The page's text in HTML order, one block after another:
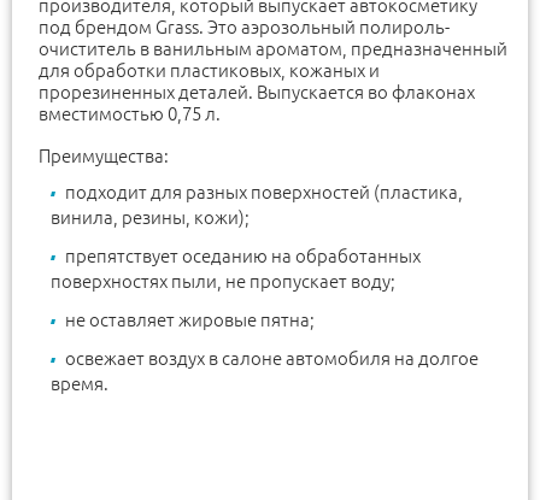
производителя, который выпускает автокосметику
под брендом Grass. Это аэрозольный полироль-
очиститель в ванильным ароматом, предназначенный
для обработки пластиковых, кожаных и
прорезиненных деталей. Выпускается во флаконах
вместимостью 0,75 л.
Преимущества:
подходит для разных поверхностей (пластика,
винила, резины, кожи);
препятствует оседанию на обработанных
поверхностях пыли, не пропускает воду;
не оставляет жировые пятна;
освежает воздух в салоне автомобиля на долгое
время.